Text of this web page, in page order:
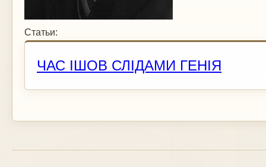
Статьи:
ЧАС ІШОВ СЛІДАМИ ГЕНІЯ